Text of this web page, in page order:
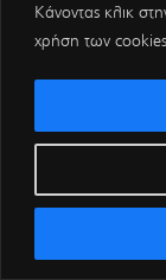
Κάνοντας κλικ
χρήση των